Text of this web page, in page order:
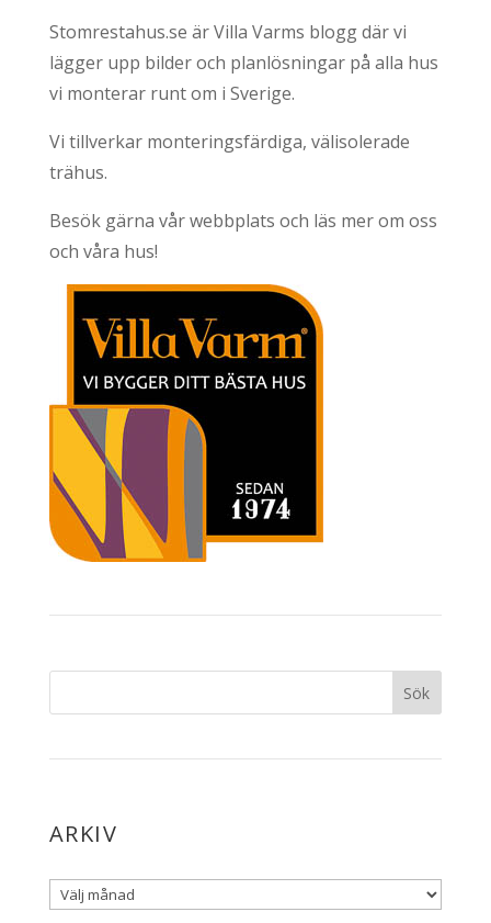
Stomrestahus.se är Villa Varms blogg där vi
lägger upp bilder och planlösningar på alla hus
vi monterar runt om i Sverige.
Vi tillverkar monteringsfärdiga, välisolerade
trähus.
Besök gärna vår webbplats och läs mer om oss
och våra hus!
ARKIV